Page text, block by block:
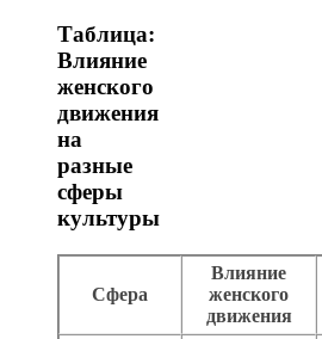
Таблица:
Влияние
женского
движения
на
разные
сферы
культуры
Сфера
Влияние
женского
движения